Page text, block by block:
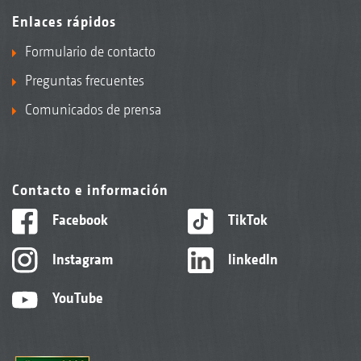
Enlaces rápidos
Formulario de contacto
Preguntas frecuentes
Comunicados de prensa
Contacto e información
Facebook
Instagram
YouTube
TikTok
linkedIn